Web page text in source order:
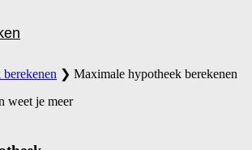
❯ Maximale hypotheek berekenen
weet je meer